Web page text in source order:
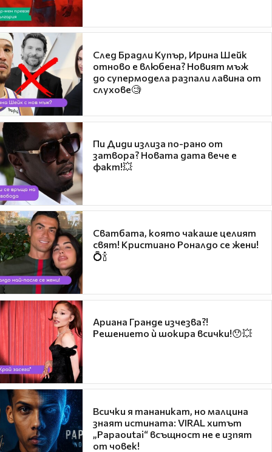
След Брадли Купър, Ирина Шейк
отново е влюбена? Новият мъж
до супермодела разпали лавина от
слухове🧐
Пи Диди излиза по-рано от
затвора? Новата дата вече е
факт!💥
Сватбата, която чакаше целият
свят! Кристиано Роналдо се жени!
💍🍾
Ариана Гранде изчезва?!
Решението ѝ шокира всички!😯💥
Всички я тананикат, но малцина
знаят истината: VIRAL хитът
„Papaoutai“ всъщност не е изпят
от човек!